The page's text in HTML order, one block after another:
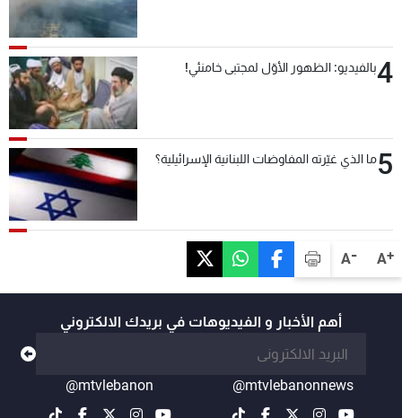
A+
A-
4بالفيديو: الظهور الأوّل لمجتبى خامنئي!
5ما الذي غيّرته المفاوضات اللبنانية الإسرائيلية؟
أهم الأخبار و الفيديوهات في بريدك الالكتروني
@mtvlebanonnews
@mtvlebanon